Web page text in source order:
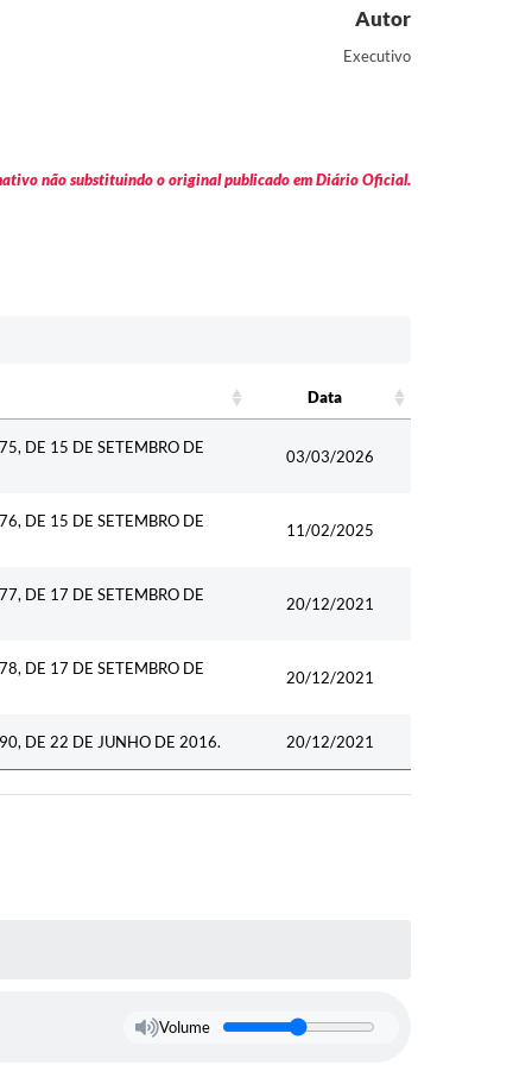
Autor
Executivo
não substituindo o original publicado em Diário Oficial.
Data
DE 15 DE SETEMBRO DE
03/03/2026
DE 15 DE SETEMBRO DE 11/02/2025
DE 17 DE SETEMBRO DE 20/12/2021
DE 17 DE SETEMBRO DE 20/12/2021
DE 22 DE JUNHO DE 2016. 20/12/2021
Volume